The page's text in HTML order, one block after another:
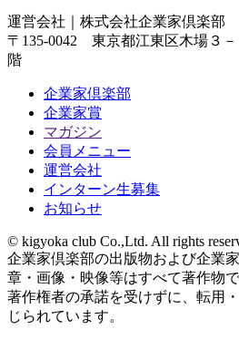
運営会社｜ 株式会社企業家倶楽部
〒135-0042 東京都江東区木場３
階
企業家倶楽部
企業家賞
マガジン
会員メニュー
運営会社
インターン生募集
お知らせ
© kigyoka club Co.,Ltd. All rights
企業家倶楽部の出版物および企業
章・画像・映像等はすべて著作物で
著作権者の承諾を受けずに、転用
じられています。